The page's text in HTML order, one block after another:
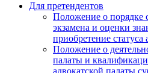
Для претендентов
Положение о порядке
экзамена и оценки
приобретение статуса
Положение о
палаты и
адвокатской палаты